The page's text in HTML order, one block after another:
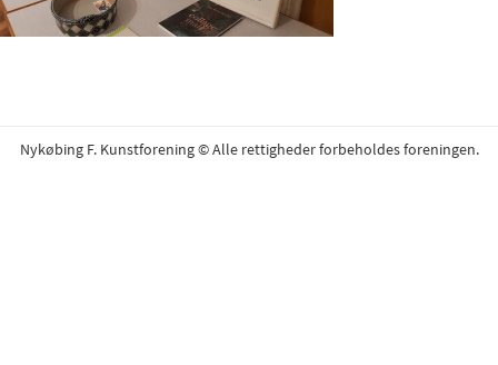
Nykøbing F. Kunstforening © Alle rettigheder forbeholdes foreningen.